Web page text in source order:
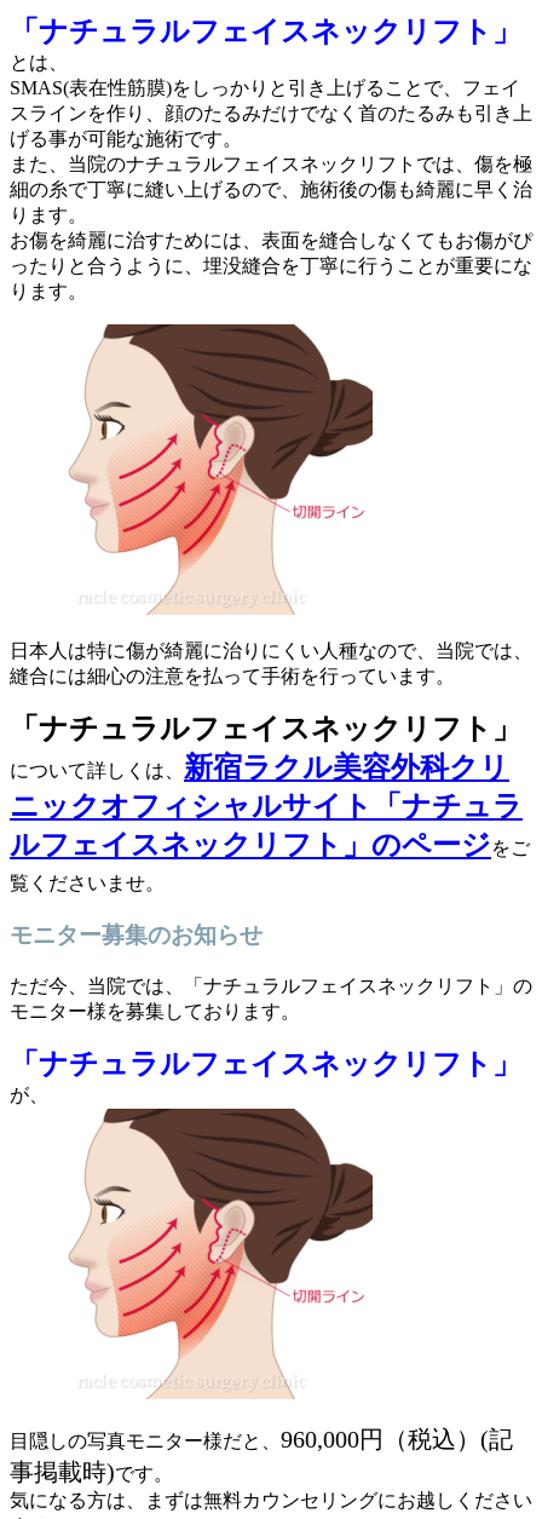
「ナチュラルフェイスネックリフト」
とは、
SMAS(表在性筋膜)をしっかりと引き上げることで、フェイ
スラインを作り、顔のたるみだけでなく首のたるみも引き上
げる事が可能な施術です。
また、当院のナチュラルフェイスネックリフトでは、傷を極
細の糸で丁寧に縫い上げるので、施術後の傷も綺麗に早く治
ります。
お傷を綺麗に治すためには、表面を縫合しなくてもお傷がぴ
ったりと合うように、埋没縫合を丁寧に行うことが重要にな
ります。
日本人は特に傷が綺麗に治りにくい人種なので、当院では、
縫合には細心の注意を払って手術を行っています。
「ナチュラルフェイスネックリフト」
について詳しくは、 新宿ラクル美容外科クリ
ニックオフィシャルサイト「ナチュラ
ルフェイスネックリフト」のページをご
覧くださいませ。
モニター募集のお知らせ
ただ今、当院では、「ナチュラルフェイスネックリフト」の
モニター様を募集しております。
「ナチュラルフェイスネックリフト」
が、
目隠しの写真モニター様だと、 960,000円（税込）(記
事掲載時)です。
気になる方は、まずは無料カウンセリングにお越しください